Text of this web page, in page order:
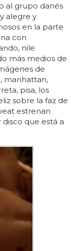
al grupo danés
alegre y
en la parte
con
nile
más medios de
de
, manhattan,
pisa, los
sobre la faz de
estrenan
que está a